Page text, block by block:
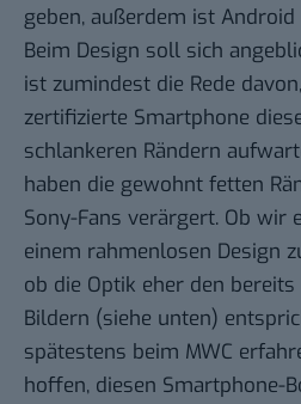
geben, außerdem ist
Beim Design soll sich
ist zumindest die Rede
zertifizierte Smartphone
schlankeren Rändern
haben die gewohnt fetten
Sony-Fans verärgert. Ob wir
einem rahmenlosen Design
ob die Optik eher den
Bildern (siehe unten)
spätestens beim MWC
hoffen, diesen Smartphone-